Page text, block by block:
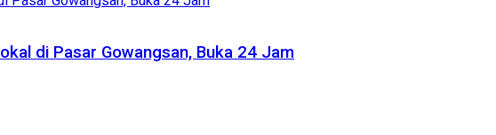
di Pasar Gowangsan, Buka 24 Jam